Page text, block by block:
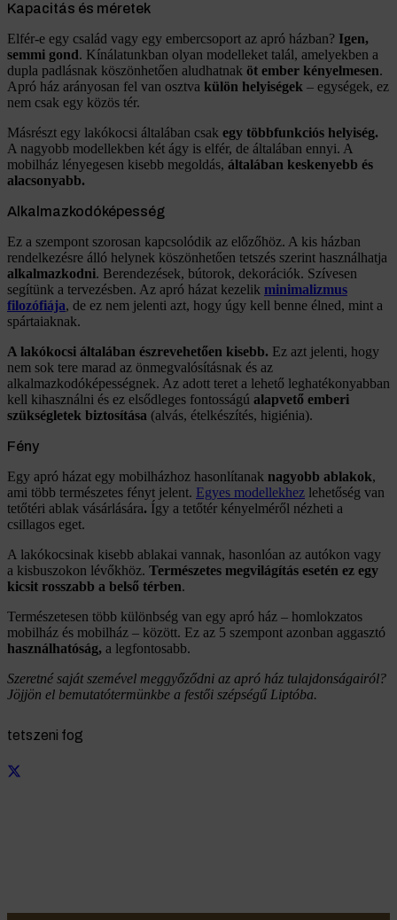
Kapacitás és méretek
Elfér-e egy család vagy egy embercsoport az apró házban? Igen,
semmi gond. Kínálatunkban olyan modelleket talál, amelyekben a
dupla padlásnak köszönhetően aludhatnak öt ember kényelmesen.
Apró ház arányosan fel van osztva külön helyiségek – egységek, ez
nem csak egy közös tér.
Másrészt egy lakókocsi általában csak egy többfunkciós helyiség.
A nagyobb modellekben két ágy is elfér, de általában ennyi. A
mobilház lényegesen kisebb megoldás, általában keskenyebb és
alacsonyabb.
Alkalmazkodóképesség
Ez a szempont szorosan kapcsolódik az előzőhöz. A kis házban
rendelkezésre álló helynek köszönhetően tetszés szerint használhatja
alkalmazkodni. Berendezések, bútorok, dekorációk. Szívesen
segítünk a tervezésben. Az apró házat kezelik minimalizmus
filozófiája, de ez nem jelenti azt, hogy úgy kell benne élned, mint a
spártaiaknak.
A lakókocsi általában észrevehetően kisebb. Ez azt jelenti, hogy
nem sok tere marad az önmegvalósításnak és az
alkalmazkodóképességnek. Az adott teret a lehető leghatékonyabban
kell kihasználni és ez elsődleges fontosságú alapvető emberi
szükségletek biztosítása (alvás, ételkészítés, higiénia).
Fény
Egy apró házat egy mobilházhoz hasonlítanak nagyobb ablakok,
ami több természetes fényt jelent. Egyes modellekhez lehetőség van
tetőtéri ablak vásárlására. Így a tetőtér kényelméről nézheti a
csillagos eget.
A lakókocsinak kisebb ablakai vannak, hasonlóan az autókon vagy
a kisbuszokon lévőkhöz. Természetes megvilágítás esetén ez egy
kicsit rosszabb a belső térben.
Természetesen több különbség van egy apró ház – homlokzatos
mobilház és mobilház – között. Ez az 5 szempont azonban aggasztó
használhatóság, a legfontosabb.
Szeretné saját szemével meggyőződni az apró ház tulajdonságairól?
Jöjjön el bemutatótermünkbe a festői szépségű Liptóba.
tetszeni fog